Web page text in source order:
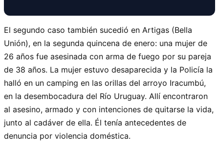
El segundo caso también sucedió en Artigas (Bella
Unión), en la segunda quincena de enero: una mujer de
26 años fue asesinada con arma de fuego por su pareja
de 38 años. La mujer estuvo desaparecida y la Policía la
halló en un camping en las orillas del arroyo Iracumbú,
en la desembocadura del Río Uruguay. Allí encontraron
al asesino, armado y con intenciones de quitarse la vida,
junto al cadáver de ella. Él tenía antecedentes de
denuncia por violencia doméstica.